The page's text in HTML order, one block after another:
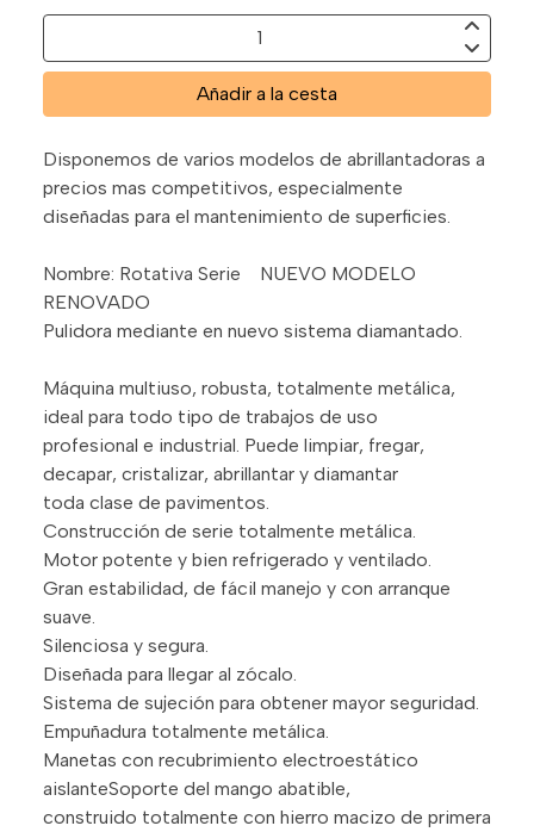
Añadir a la cesta
Disponemos de varios modelos de abrillantadoras a
precios mas competitivos, especialmente
diseñadas para el mantenimiento de superficies.
Nombre: Rotativa Serie NUEVO MODELO
RENOVADO
Pulidora mediante en nuevo sistema diamantado.
Máquina multiuso, robusta, totalmente metálica,
ideal para todo tipo de trabajos de uso
profesional e industrial. Puede limpiar, fregar,
decapar, cristalizar, abrillantar y diamantar
toda clase de pavimentos.
Construcción de serie totalmente metálica.
Motor potente y bien refrigerado y ventilado.
Gran estabilidad, de fácil manejo y con arranque
suave.
Silenciosa y segura.
Diseñada para llegar al zócalo.
Sistema de sujeción para obtener mayor seguridad.
Empuñadura totalmente metálica.
Manetas con recubrimiento electroestático
aislanteSoporte del mango abatible,
construido totalmente con hierro macizo de primera